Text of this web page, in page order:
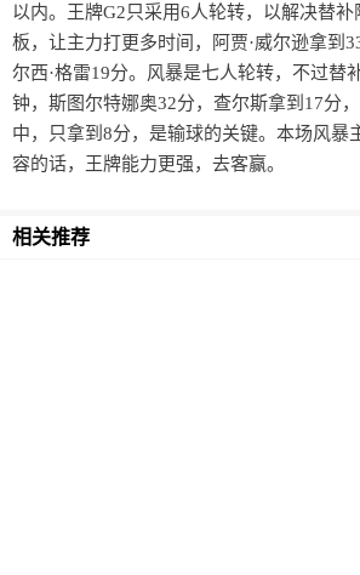
相关推荐
以内。王牌G2只采用6人轮转，以解决替
板，让主力打更多时间，阿贾·威尔逊拿到
尔西·格雷19分。风暴是七人轮转，不过替
钟，斯图尔特娜奥32分，查尔斯拿到17分
中，只拿到8分，是输球的关键。本场风暴
容的话，王牌能力更强，去客赢。